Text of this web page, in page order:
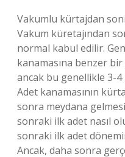
Vakumlu kürtajdan
Vakum küretajından
normal kabul edilir.
kanamasına benzer
ancak bu genellikle 3-
Adet kanamasının
sonra meydana
sonraki ilk adet nasıl
sonraki ilk adet
Ancak, daha sonra